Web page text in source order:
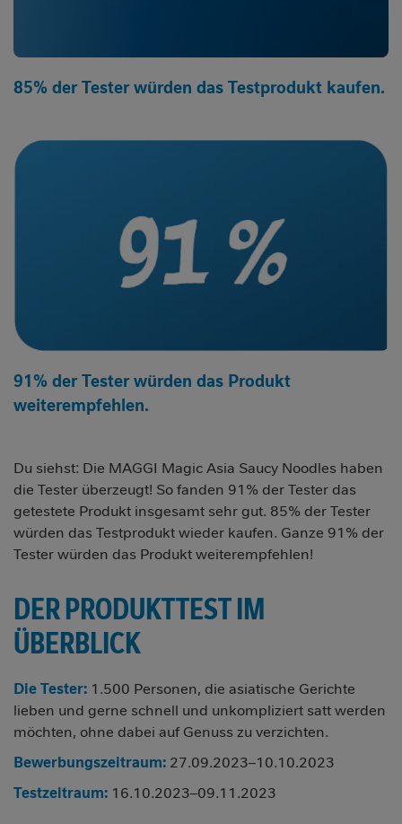
85% der Tester würden das Testprodukt kaufen.
91% der Tester würden das Produkt
weiterempfehlen.
Du siehst: Die MAGGI Magic Asia Saucy Noodles haben
die Tester überzeugt! So fanden 91% der Tester das
getestete Produkt insgesamt sehr gut. 85% der Tester
würden das Testprodukt wieder kaufen. Ganze 91% der
Tester würden das Produkt weiterempfehlen!
DER PRODUKTTEST IM
ÜBERBLICK
Die Tester: 1.500 Personen, die asiatische Gerichte
lieben und gerne schnell und unkompliziert satt werden
möchten, ohne dabei auf Genuss zu verzichten.
Bewerbungszeitraum: 27.09.2023–10.10.2023
Testzeitraum: 16.10.2023–09.11.2023